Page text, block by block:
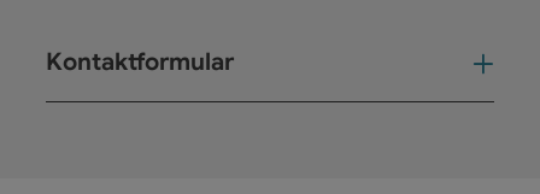
Kontaktformular